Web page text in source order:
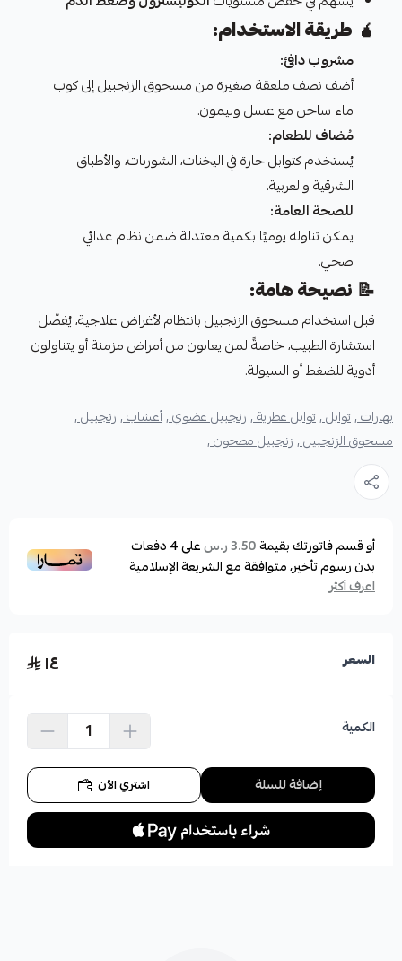
🧉 طريقة الاستخدام:
مشروب دافئ:
أضف نصف ملعقة صغيرة من مسحوق الزنجبيل إلى كوب
ماء ساخن مع عسل وليمون.
مُضاف للطعام:
يُستخدم كتوابل حارة في اليخنات، الشوربات، والأطباق
الشرقية والغربية.
للصحة العامة:
يمكن تناوله يوميًا بكمية معتدلة ضمن نظام غذائي
صحي.
📝 نصيحة هامة:
قبل استخدام مسحوق الزنجبيل بانتظام لأغراض علاجية، يُفضّل
استشارة الطبيب، خاصةً لمن يعانون من أمراض مزمنة أو يتناولون
أدوية للضغط أو السيولة.
بهارات ,توابل ,توابل عطرية ,زنجبيل عضوي ,أعشاب ,زنجبيل ,
مسحوق الزنجبيل ,زنجبيل مطحون ,
أو قسم فاتورتك بقيمة3.50 ر.س على4دفعات
بدون رسوم تأخير، متوافقة مع الشريعة الإسلامية
اعرف أكثر
السعر ١٤
الكمية
إضافة للسلة اشتري الآن